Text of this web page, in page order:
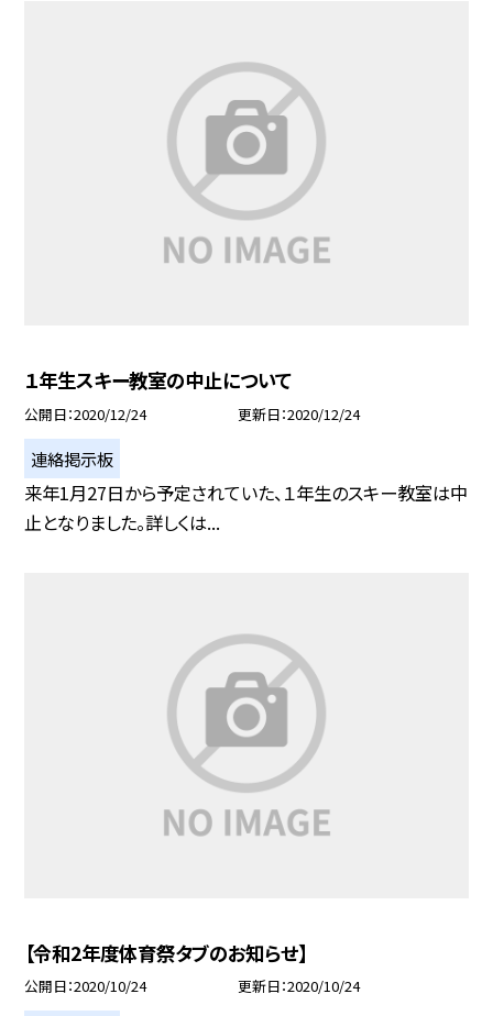
１年生スキー教室の中止について
公開日 2020/12/24 更新日 2020/12/24
連絡掲示板
来年1月27日から予定されていた、１年生のスキー教室は中
止となりました。詳しくは...
【令和2年度体育祭タブのお知らせ】
公開日 2020/10/24 更新日 2020/10/24